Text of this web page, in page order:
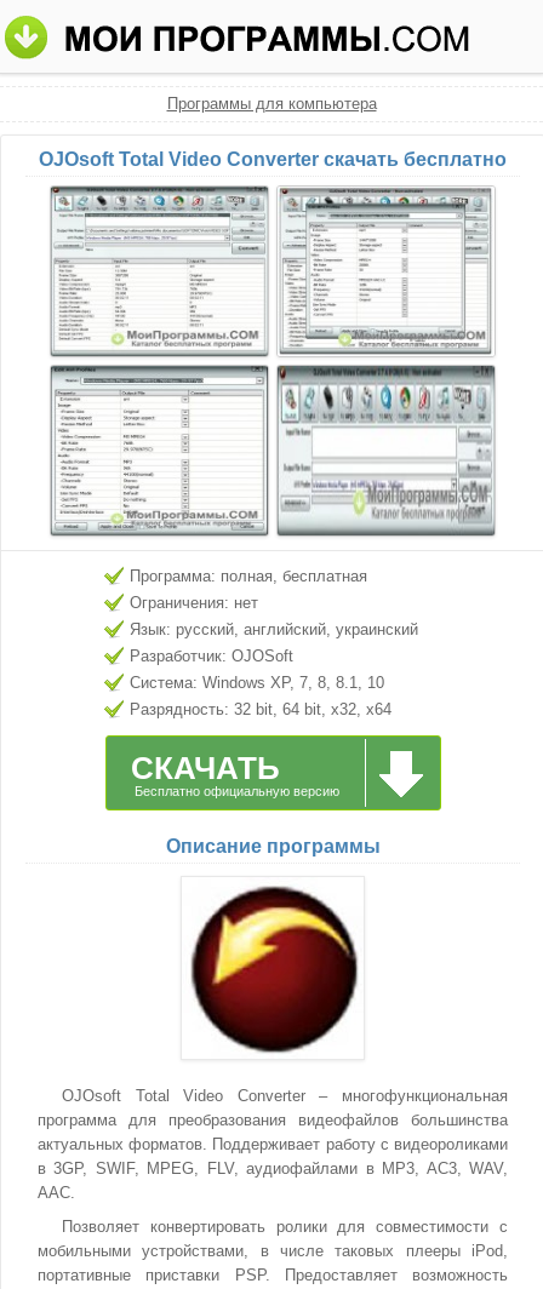
Программы для компьютера
OJOsoft Total Video Converter скачать бесплатно
Программа: полная, бесплатная
Ограничения: нет
Язык: русский, английский, украинский
Разработчик: OJOSoft
Система: Windows XP, 7, 8, 8.1, 10
Разрядность: 32 bit, 64 bit, x32, x64
СКАЧАТЬ
Бесплатно официальную версию
Описание программы
OJOsoft Total Video Converter – многофункциональная
программа для преобразования видеофайлов большинства
актуальных форматов. Поддерживает работу с видеороликами
в 3GP, SWIF, MPEG, FLV, аудиофайлами в MP3, AC3, WAV,
AAC.
Позволяет конвертировать ролики для совместимости с
мобильными устройствами, в числе таковых плееры iPod,
портативные приставки PSP. Предоставляет возможность